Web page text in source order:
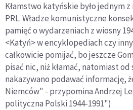
Kłamstwo katyńskie było jednym
PRL. Władze komunistyczne
pamięć o wydarzeniach z wiosny
<Katyń> w encyklopediach czy
całkowicie pomijać, bo jeszcze
pisać nic, niż kłamać, natomiast od
nakazywano podawać informację,
Niemców" - przypomina Andrzej
polityczna Polski 1944-1991")